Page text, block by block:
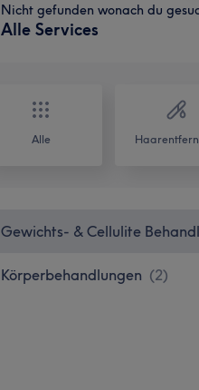
Nicht gefunden wonach du
Alle Services
Alle
Gewichts- & Cellulite
Körperbehandlungen (2)